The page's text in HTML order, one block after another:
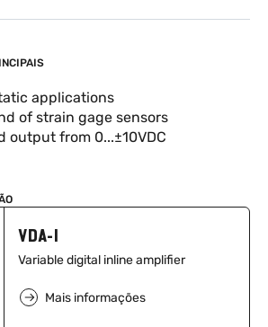
applications
of strain gage sensors
output from 0...±10VDC
VDA-I
Variable digital inline amplifier
Mais informações